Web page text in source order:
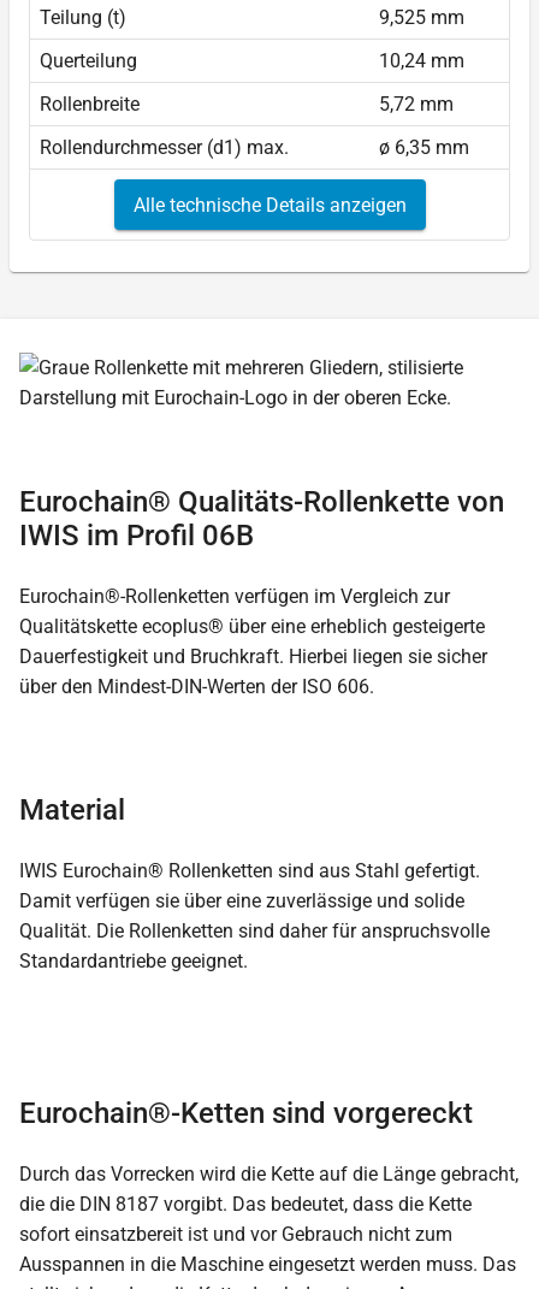
Teilung (t)
9,525 mm
Querteilung
10,24 mm
Rollenbreite
5,72 mm
Rollendurchmesser (d1) max.
ø 6,35 mm
Alle technische Details anzeigen
Eurochain® Qualitäts-Rollenkette von
IWIS im Profil 06B
Eurochain®-Rollenketten verfügen im Vergleich zur
Qualitätskette ecoplus® über eine erheblich gesteigerte
Dauerfestigkeit und Bruchkraft. Hierbei liegen sie sicher
über den Mindest-DIN-Werten der ISO 606.
Material
IWIS Eurochain® Rollenketten sind aus Stahl gefertigt.
Damit verfügen sie über eine zuverlässige und solide
Qualität. Die Rollenketten sind daher für anspruchsvolle
Standardantriebe geeignet.
Eurochain®-Ketten sind vorgereckt
Durch das Vorrecken wird die Kette auf die Länge gebracht,
die die DIN 8187 vorgibt. Das bedeutet, dass die Kette
sofort einsatzbereit ist und vor Gebrauch nicht zum
Ausspannen in die Maschine eingesetzt werden muss. Das